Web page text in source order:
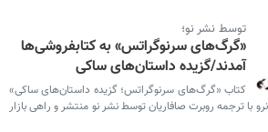
توسط نشر نو؛
«گرگ‌های سرنوگراتس» به کتابفروشی‌ها
آمدند/گزیده داستان‌های ساکی
کتاب «گرگ‌های سرنوگراتس؛ گزیده داستان‌های ساکی»
با ترجمه روبرت صافاریان توسط نشر نو منتشر و راهی بازار